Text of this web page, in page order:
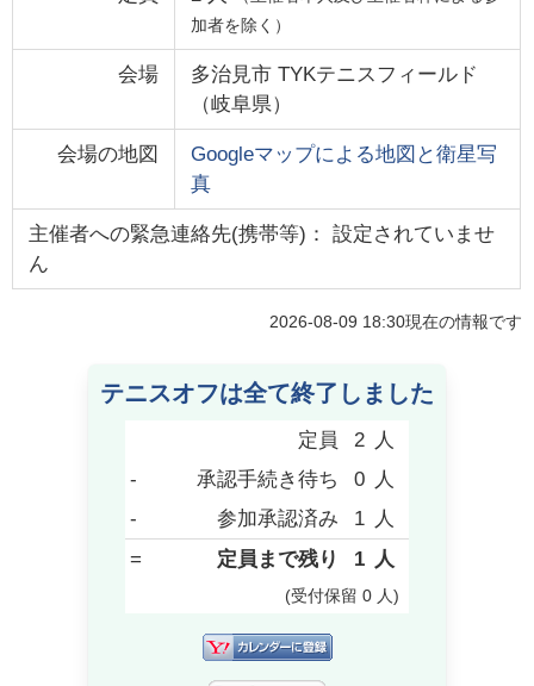
加者を除く）
会場
多治見市 TYKテニスフィールド
（岐阜県）
会場の地図
Googleマップによる地図と衛星写
真
主催者への緊急連絡先(携帯等)： 設定されていませ
ん
2026-08-09 18:30現在の情報です
テニスオフは全て終了しました
定員 2 人
-
承認手続き待ち 0 人
-
参加承認済み 1 人
=
定員まで残り 1 人
(受付保留 0 人)